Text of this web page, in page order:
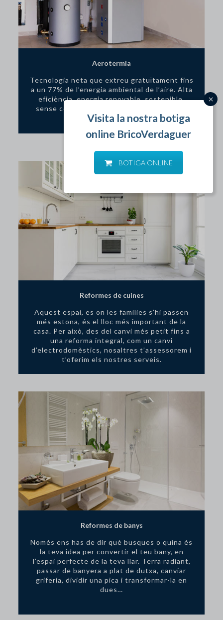
Aerotermia
Tecnologia neta que extreu gratuïtament fins
a un 77% de l’energia ambiental de l’aire. Alta
eficiència, energia renovable, sostenible,
sense combustió… Demana’ns pressupost.
Reformes de cuines
Aquest espai, es on les famílies s’hi passen
més estona, és el lloc més important de la
casa. Per això, des del canvi més petit fins a
una reforma integral, com un canvi
d’electrodomèstics, nosaltres t’assessorem i
t’oferim els nostres serveis.
Reformes de banys
Només ens has de dir què busques o quina és
la teva idea per convertir el teu bany, en
l’espai perfecte de la teva llar. Terra radiant,
passar de banyera a plat de dutxa, canviar
grifería, dividir una pica i transformar-la en
dues…
BOTIGA ONLINE